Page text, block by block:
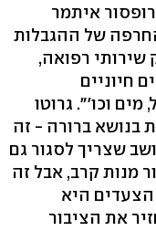
איתמר
של ההגבלות
שירותי רפואה,
חיוניים
וכו'". גרוטו
בנושא ברורה - זה
שצריך לסגור גם
מנות קרב, אבל זה
היא
את הציבור